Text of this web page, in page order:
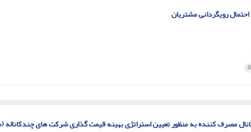
احتمال رویگردانی مشتریان
مصرف کننده به منظور تعیین استراتژی بهینه قیمت گذاری شرکت های چندکاناله